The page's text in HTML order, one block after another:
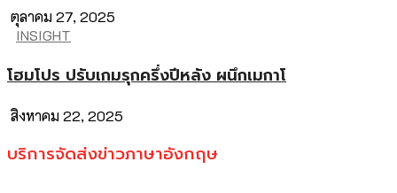
ตุลาคม 27, 2025
INSIGHT
โฮมโปร ปรับเกมรุกครึ่งปีหลัง ผนึกเมกาโ
สิงหาคม 22, 2025
บริการจัดส่งข่าวภาษาอังกฤษ